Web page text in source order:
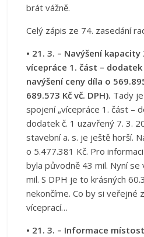
brát vážně.
Celý zápis ze 74. zasedání
• 21. 3. – Navýšení kapacity
vícepráce 1. část – dodatek
navýšení ceny díla o
689.573 Kč vč. DPH). Tady
spojení „vícepráce 1. část –
dodatek č. 1 uzavřený 7. 3.
stavební a. s. je ještě horší.
o 5.477.381 Kč. Pro
byla původně 43 mil. Nyní se
mil. S DPH je to krásných
nekončíme. Co by si veřejné
víceprací…
• 21. 3. – Informace